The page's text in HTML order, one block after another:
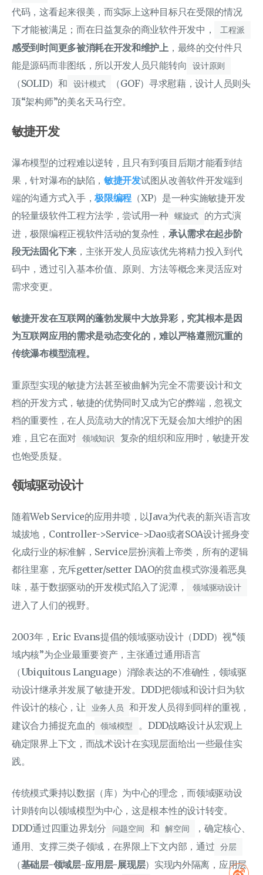
代码，这看起来很美，而实际上这种目标只在受限的情况
下才能被满足；而在日益复杂的商业软件开发中，
工程派
感受到时间更多被消耗在开发和维护上，最终的交付件只
能是源码而非图纸，所以开发人员只能转向
设计原则
（SOLID）和 设计模式
（GOF）寻求慰藉，设计人员则头
顶“架构师”的美名天马行空。
敏捷开发
瀑布模型的过程难以逆转，且只有到项目后期才能看到结
果，针对瀑布的缺陷， 敏捷开发试图从改善软件开发端到
端的沟通方式入手，极限编程 （XP）是一种实施敏捷开发
的轻量级软件工程方法学，尝试用一种
螺旋式
的方式演
进，极限编程正视软件活动的复杂性， 承认需求在起步阶
段无法固化下来，主张开发人员应该优先将精力投入到代
码中，透过引入基本价值、原则、方法等概念来灵活应对
需求变更。
敏捷开发在互联网的蓬勃发展中大放异彩，究其根本是因
为互联网应用的需求是动态变化的，难以严格遵照沉重的
传统瀑布模型流程。
重原型实现的敏捷方法甚至被曲解为完全不需要设计和文
档的开发方式，敏捷的优势同时又成为它的弊端，忽视文
档的重要性，在人员流动大的情况下无疑会加大维护的困
难，且它在面对
领域知识
复杂的组织和应用时，敏捷开发
也饱受质疑。
领域驱动设计
随着Web Service的应用井喷，以Java为代表的新兴语言攻
城拔地，Controller->Service->Dao或者SOA设计摇身变
化成行业的标准解，Service层扮演着上帝类，所有的逻辑
都往里塞，充斥getter/setter DAO的贫血模式弥漫着恶臭
味，基于数据驱动的开发模式陷入了泥潭，
领域驱动设计
进入了人们的视野。
2003年，Eric Evans提倡的领域驱动设计（DDD）视“领
域内核”为企业最重要资产，主张通过通用语言
（Ubiquitous Language）消除表达的不准确性，领域驱
动设计继承并发展了敏捷开发。DDD把领域和设计归为软
件设计的核心，让
业务人员
和开发人员得到同样的重视，
建议合力捕捉充血的
领域模型
。DDD战略设计从宏观上
确定限界上下文，而战术设计在实现层面给出一些最佳实
践。
传统模式秉持以数据（库）为中心的理念，而领域驱动设
计则转向以领域模型为中心，这是根本性的设计转变。
DDD通过四重边界划分
问题空间 和 解空间
，确定核心、
通用、支撑三类子领域，在界限上下文内部，通过
分层
（基础层-领域层-应用层-展现层）实现内外隔离，应用层